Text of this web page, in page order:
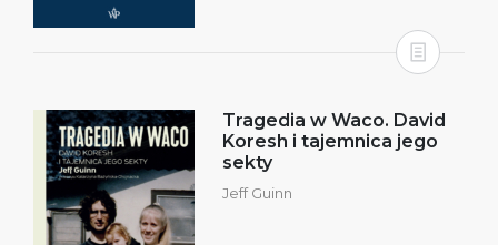
Tragedia w Waco. David
Koresh i tajemnica jego
sekty
Jeff Guinn